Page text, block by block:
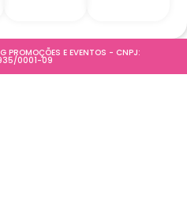
E EVENTOS - CNPJ:
0001-09